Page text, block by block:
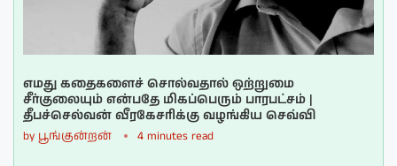
எமது கதைகளைச் சொல்வதால் ஒற்றுமை
சீர்குலையும் என்பதே மிகப்பெரும் பாரபட்சம் |
தீபச்செல்வன் வீரகேசரிக்கு வழங்கிய செவ்வி
by பூங்குன்றன் 4 minutes read